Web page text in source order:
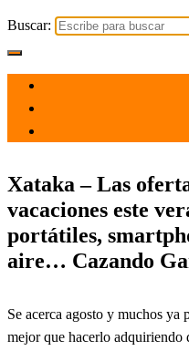
Buscar:
Xataka – Las
vacaciones este
portátiles,
aire… Cazando
Se acerca agosto y muchos ya
mejor que hacerlo adquiriendo